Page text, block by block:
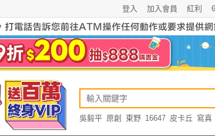
紅利
加入會員
登入
吳毅平 原創 東野 16647 皮卡丘 寫真